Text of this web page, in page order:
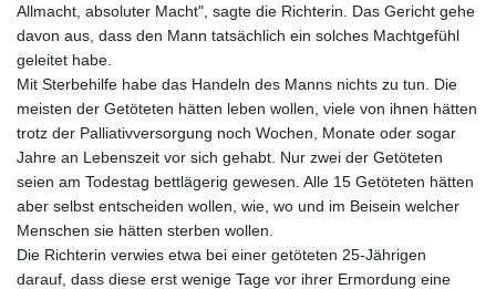
Allmacht, absoluter Macht", sagte die Richterin. Das Gericht gehe
davon aus, dass den Mann tatsächlich ein solches Machtgefühl
geleitet habe.
Mit Sterbehilfe habe das Handeln des Manns nichts zu tun. Die
meisten der Getöteten hätten leben wollen, viele von ihnen hätten
trotz der Palliativversorgung noch Wochen, Monate oder sogar
Jahre an Lebenszeit vor sich gehabt. Nur zwei der Getöteten
seien am Todestag bettlägerig gewesen. Alle 15 Getöteten hätten
aber selbst entscheiden wollen, wie, wo und im Beisein welcher
Menschen sie hätten sterben wollen.
Die Richterin verwies etwa bei einer getöteten 25-Jährigen
darauf, dass diese erst wenige Tage vor ihrer Ermordung eine